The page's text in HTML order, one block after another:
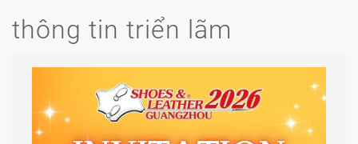
thông tin triển lãm